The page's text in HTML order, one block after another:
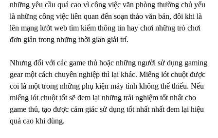
những yêu cầu quá cao vì công việc văn phòng thường chủ yếu
là những công việc liên quan đến soạn thảo văn bản, đôi khi là
lên mạng lướt web tìm kiếm thông tin hay chơi những trò chơi
đơn giản trong những thời gian giải trí.
Nhưng đối với các game thủ hoặc những người sử dụng gaming
gear một cách chuyên nghiệp thì lại khác. Miếng lót chuột được
coi là một trong những phụ kiện máy tính không thể thiếu. Nếu
miếng lót chuột tốt sẽ đem lại những trải nghiệm tốt nhất cho
game thủ, tạo được cảm giác sử dụng tốt nhất nhất đem lại hiệu
quả cao khi dùng.